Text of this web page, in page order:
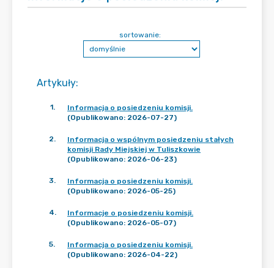
Artykuły:
sortowanie:
1.
Informacja o posiedzeniu komisji.
(Opublikowano: 2026-07-27)
2.
Informacja o wspólnym posiedzeniu stałych
komisji Rady Miejskiej w Tuliszkowie
(Opublikowano: 2026-06-23)
3.
Informacja o posiedzeniu komisji.
(Opublikowano: 2026-05-25)
4.
Informacje o posiedzeniu komisji.
(Opublikowano: 2026-05-07)
5.
Informacja o posiedzeniu komisji.
(Opublikowano: 2026-04-22)